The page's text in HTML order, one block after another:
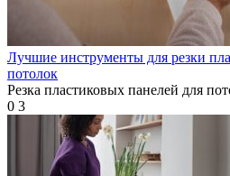
Лучшие инструменты для резки
потолок
Резка пластиковых панелей для
0 3